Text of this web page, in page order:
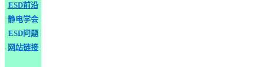
ESD前沿
静电学会
ESD问题
网站链接